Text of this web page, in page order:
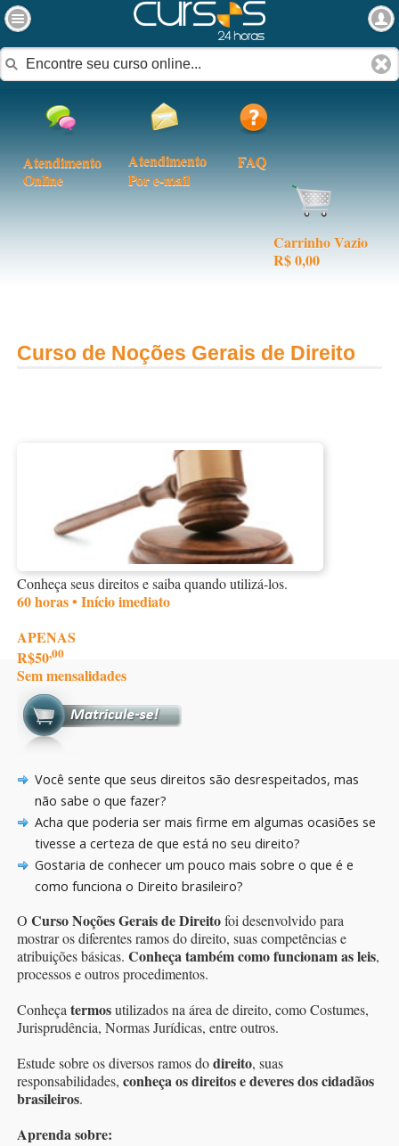
Atendimento
Online
Atendimento
Por e-mail
FAQ
Carrinho Vazio
R$ 0,00
Curso de Noções Gerais de Direito
Conheça seus direitos e saiba quando utilizá-los.
60 horas • Início imediato
APENAS
R$50,00
Sem mensalidades
Você sente que seus direitos são desrespeitados, mas
não sabe o que fazer?
Acha que poderia ser mais firme em algumas ocasiões se
tivesse a certeza de que está no seu direito?
Gostaria de conhecer um pouco mais sobre o que é e
como funciona o Direito brasileiro?
O Curso Noções Gerais de Direitofoi desenvolvido para
mostrar os diferentes ramos do direito, suas competências e
atribuições básicas. Conheça também como funcionam as leis,
processos e outros procedimentos.
Conheça termosutilizados na área de direito, como Costumes,
Jurisprudência, Normas Jurídicas, entre outros.
Estude sobre os diversos ramos dodireito, suas
responsabilidades, conheça os direitos e deveres dos cidadãos
brasileiros.
Aprenda sobre: